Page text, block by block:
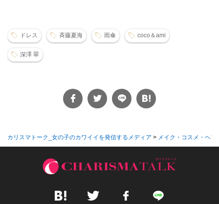
ドレス 斉藤夏海 雨傘 coco＆ami
深澤 翠
カリスマトーク_女の子のカワイイを発信するメディア > メイク・コスメ・ヘア